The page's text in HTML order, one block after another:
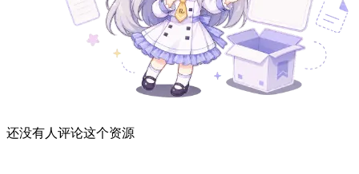
还没有人评论这个资源